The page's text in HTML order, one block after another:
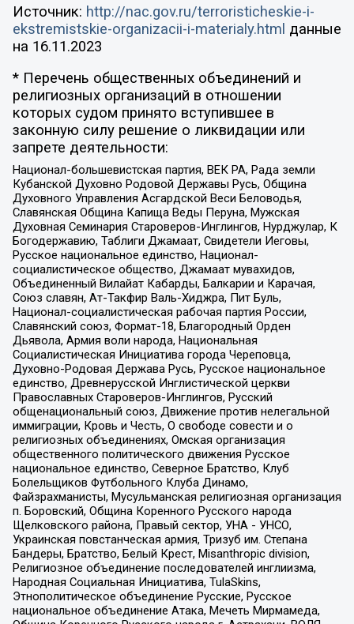
Источник: http://nac.gov.ru/terroristicheskie-i-
ekstremistskie-organizacii-i-materialy.html данные
на 16.11.2023
* Перечень общественных объединений и
религиозных организаций в отношении
которых судом принято вступившее в
законную силу решение о ликвидации или
запрете деятельности:
Национал-большевистская партия, ВЕК РА, Рада земли
Кубанской Духовно Родовой Державы Русь, Община
Духовного Управления Асгардской Веси Беловодья,
Славянская Община Капища Веды Перуна, Мужская
Духовная Семинария Староверов-Инглингов, Нурджулар, К
Богодержавию, Таблиги Джамаат, Свидетели Иеговы,
Русское национальное единство, Национал-
социалистическое общество, Джамаат мувахидов,
Объединенный Вилайат Кабарды, Балкарии и Карачая,
Союз славян, Ат-Такфир Валь-Хиджра, Пит Буль,
Национал-социалистическая рабочая партия России,
Славянский союз, Формат-18, Благородный Орден
Дьявола, Армия воли народа, Национальная
Социалистическая Инициатива города Череповца,
Духовно-Родовая Держава Русь, Русское национальное
единство, Древнерусской Инглистической церкви
Православных Староверов-Инглингов, Русский
общенациональный союз, Движение против нелегальной
иммиграции, Кровь и Честь, О свободе совести и о
религиозных объединениях, Омская организация
общественного политического движения Русское
национальное единство, Северное Братство, Клуб
Болельщиков Футбольного Клуба Динамо,
Файзрахманисты, Мусульманская религиозная организация
п. Боровский, Община Коренного Русского народа
Щелковского района, Правый сектор, УНА - УНСО,
Украинская повстанческая армия, Тризуб им. Степана
Бандеры, Братство, Белый Крест, Misanthropic division,
Религиозное объединение последователей инглиизма,
Народная Социальная Инициатива, TulaSkins,
Этнополитическое объединение Русские, Русское
национальное объединение Атака, Мечеть Мирмамеда,